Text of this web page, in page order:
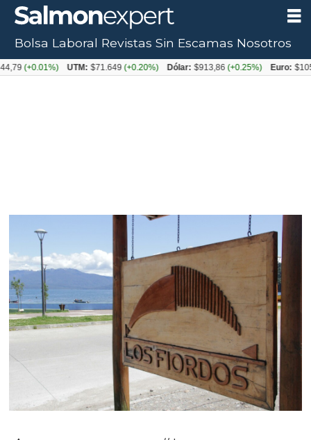
Bolsa Laboral Revistas Sin Escamas Nosotros
UTM: $71.649(+0.20%) Dólar: $913,86(+0.25%) Euro: $1053,08